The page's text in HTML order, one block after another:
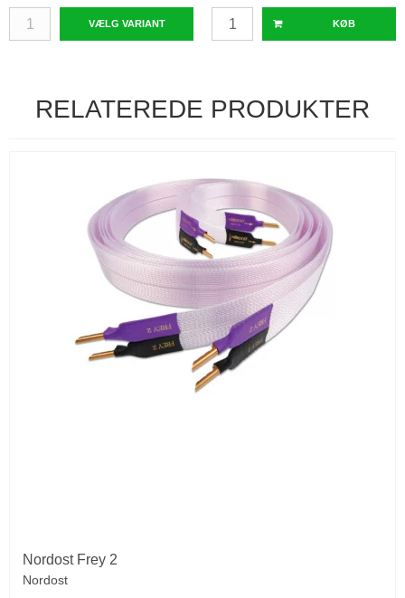
VÆLG VARIANT KØB
RELATEREDE PRODUKTER
Nordost Frey 2
Nordost